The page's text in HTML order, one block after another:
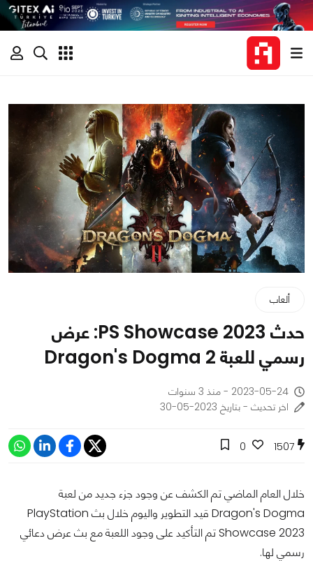
ألعاب
حدث PS Showcase 2023: عرض
رسمي للعبة Dragon's Dogma 2
2023-05-24 - منذ 3 سنوات
اخر تحديث - بتاريخ 2023-05-30
1507
0
خلال العام الماضي تم الكشف عن وجود جزء جديد من لعبة
Dragon's Dogma قيد التطوير واليوم خلال بث PlayStation
Showcase 2023 تم التأكيد على وجود اللعبة مع بث عرض دعائي
رسمي لها.